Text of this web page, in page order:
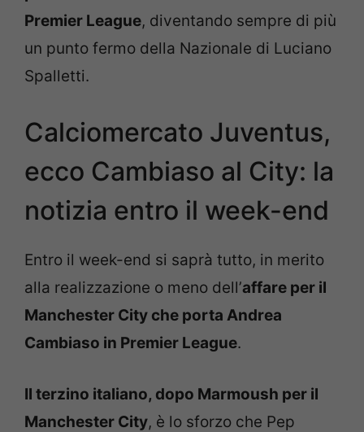
Premier League, diventando sempre di più
un punto fermo della Nazionale di Luciano
Spalletti.
Calciomercato Juventus,
ecco Cambiaso al City: la
notizia entro il week-end
Entro il week-end si saprà tutto, in merito
alla realizzazione o meno dell’affare per il
Manchester City che porta Andrea
Cambiaso in Premier League.
Il terzino italiano, dopo Marmoush per il
Manchester City, è lo sforzo che Pep